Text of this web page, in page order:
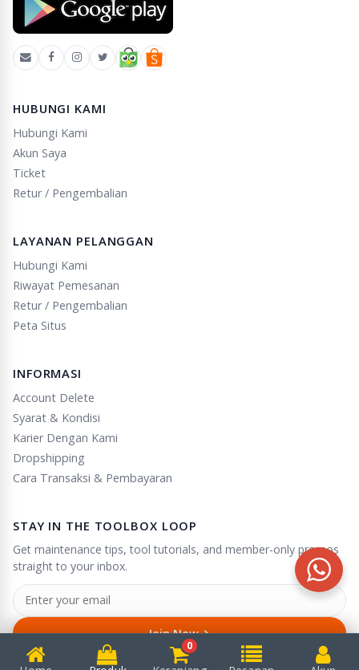
HUBUNGI KAMI
Hubungi Kami
Akun Saya
Ticket
Retur / Pengembalian
LAYANAN PELANGGAN
Hubungi Kami
Riwayat Pemesanan
Retur / Pengembalian
Peta Situs
INFORMASI
Account Delete
Syarat & Kondisi
Karier Dengan Kami
Dropshipping
Cara Transaksi & Pembayaran
STAY IN THE TOOLBOX LOOP
Get maintenance tips, tool tutorials, and member-only promos
straight to your inbox.
Join Now→
Unsubscribe anytime in one click.
0